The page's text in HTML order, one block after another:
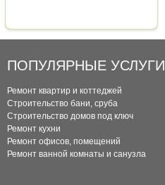
ПОПУЛЯРНЫЕ УСЛУГИ
Ремонт квартир и коттеджей
Строительство бани, сруба
Строительство домов под ключ
Ремонт кухни
Ремонт офисов, помещений
Ремонт ванной комнаты и санузла